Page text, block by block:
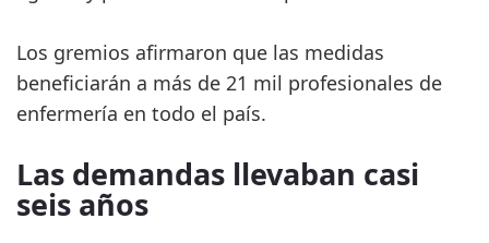
Los gremios afirmaron que las medidas
beneficiarán a más de 21 mil profesionales de
enfermería en todo el país.
Las demandas llevaban casi
seis años